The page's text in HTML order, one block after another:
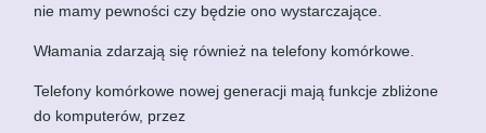
nie mamy pewności czy będzie ono wystarczające.
Włamania zdarzają się również na telefony komórkowe.
Telefony komórkowe nowej generacji mają funkcje zbliżone
do komputerów, przez